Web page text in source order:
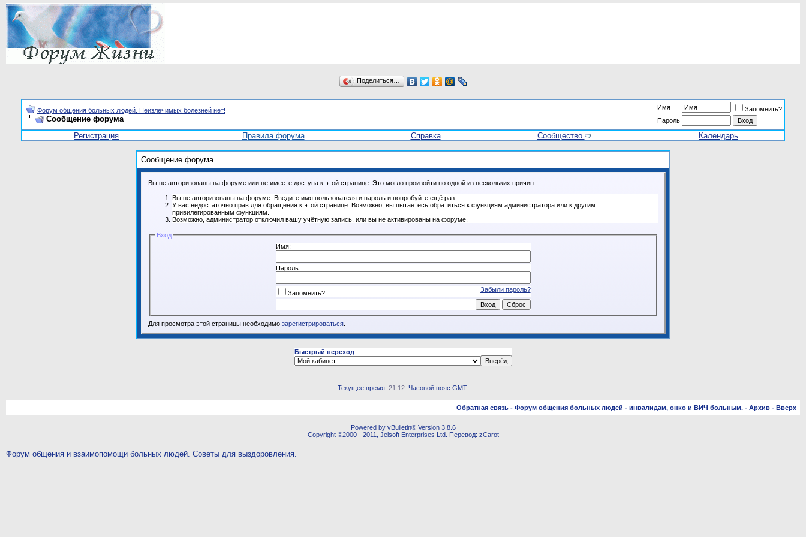
Поделиться…
Форум общения больных людей. Неизлечимых болезней нет!
Сообщение форума
Имя
Запомнить?
Пароль
Регистрация Правила форума Справка Сообщество Календарь
Сообщение форума
Вы не авторизованы на форуме или не имеете доступа к этой странице. Это могло произойти по одной из нескольких причин:
Вы не авторизованы на форуме. Введите имя пользователя и пароль и попробуйте ещё раз.
У вас недостаточно прав для обращения к этой странице. Возможно, вы пытаетесь обратиться к функциям администратора или к другим
привилегированным функциям.
Возможно, администратор отключил вашу учётную запись, или вы не активированы на форуме.
Вход
Имя:
Пароль:
Забыли пароль?
Запомнить?
Для просмотра этой страницы необходимо зарегистрироваться.
Быстрый переход
Текущее время: 21:12 . Часовой пояс GMT.
Обратная связь - Форум общения больных людей - инвалидам, онко и ВИЧ больным. - Архив - Вверх
Powered by vBulletin® Version 3.8.6
Copyright ©2000 - 2011, Jelsoft Enterprises Ltd. Перевод: zCarot
Форум общения и взаимопомощи больных людей. Советы для выздоровления.